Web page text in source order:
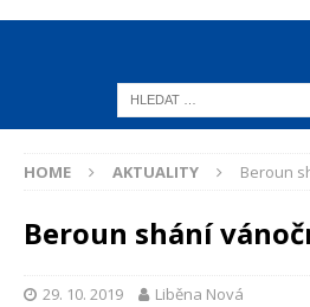
HOME AKTUALITY Beroun
Beroun shání
29. 10. 2019 Liběna Nová